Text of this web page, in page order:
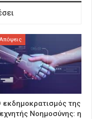
εκδημοκρατισμός της
Νοημοσύνης: η